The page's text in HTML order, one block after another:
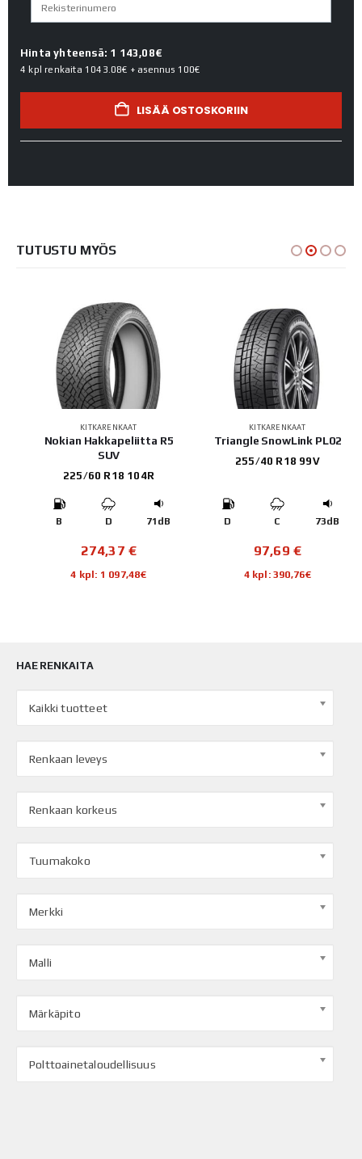
Hinta yhteensä: 1 143,08€
4 kpl renkaita 1043.08€ + asennus 100€
LISÄÄ OSTOSKORIIN
TUTUSTU MYÖS
KITKARENKAAT
Nokian Hakkapeliitta R5
SUV
225/60 R18 104R
B D 71dB
274,37€
4 kpl: 1 097,48€
KITKARENKAAT
Triangle SnowLink PL02
255/40 R18 99V
D C 73dB
97,69 €
4 kpl: 390,76€
HAE RENKAITA
Kaikki tuotteet
Renkaan leveys
Renkaan korkeus
Tuumakoko
Merkki
Malli
Märkäpito
Polttoainetaloudellisuus